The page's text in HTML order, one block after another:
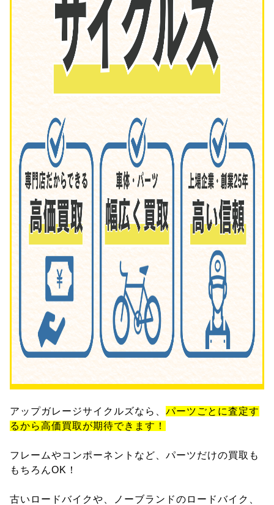
アップガレージサイクルズなら、 パーツごとに査定す
るから高価買取が期待できます！
フレームやコンポーネントなど、パーツだけの買取も
もちろんOK！
古いロードバイクや、ノーブランドのロードバイク、